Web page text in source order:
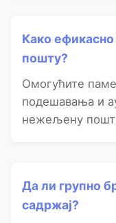
Како
пошту?
Омогућите
подешавања и
нежељену
Да ли групно
садржај?